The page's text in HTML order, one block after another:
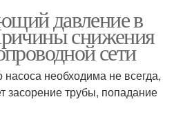
давление в
снижения
сети
необходима не всегда,
засорение трубы, попадание